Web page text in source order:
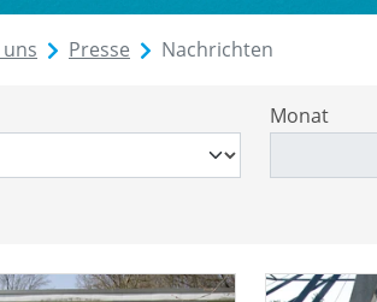
Presse Nachrichten
Monat